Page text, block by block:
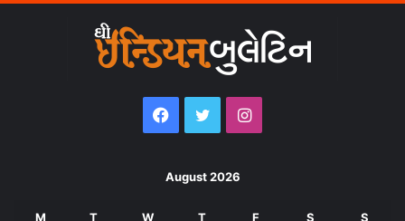
Facebook
TwitterInstagram
August 2026
M T W T F S S